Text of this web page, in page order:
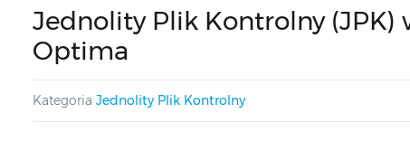
Jednolity Plik Kontrolny (JPK)
Optima
Kategoria Jednolity Plik Kontrolny